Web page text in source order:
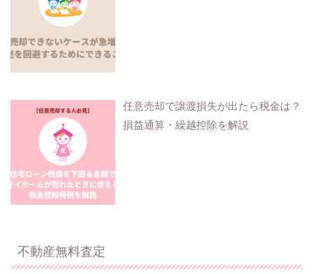
任意売却で譲渡損失が出たら税金は？
損益通算・繰越控除を解説
不動産無料査定